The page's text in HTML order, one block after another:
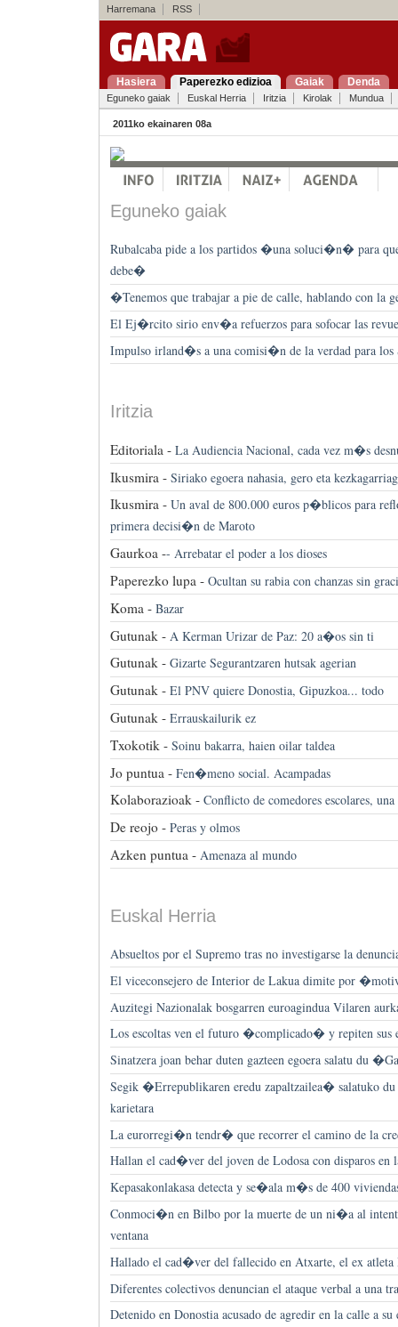
Harremana RSS
Hasiera Paperezko edizioa Gaiak Denda
Eguneko gaiak Euskal Herria Iritzia Kirolak Mundua
2011ko ekainaren 08a
Eguneko gaiak
Rubalcaba pide a los partidos �una soluci�n� para
debe�
�Tenemos que trabajar a pie de calle, hablando con la
El Ej�rcito sirio env�a refuerzos para sofocar las
Impulso irland�s a una comisi�n de la verdad para los
Iritzia
Editoriala - La Audiencia Nacional, cada vez m�s
Ikusmira - Siriako egoera nahasia, gero eta
Ikusmira - Un aval de 800.000 euros p�blicos para
primera decisi�n de Maroto
Gaurkoa -- Arrebatar el poder a los dioses
Paperezko lupa - Ocultan su rabia con chanzas sin
Koma - Bazar
Gutunak - A Kerman Urizar de Paz: 20 a�os sin ti
Gutunak - Gizarte Segurantzaren hutsak agerian
Gutunak - El PNV quiere Donostia, Gipuzkoa... todo
Gutunak - Errauskailurik ez
Txokotik - Soinu bakarra, haien oilar taldea
Jo puntua - Fen�meno social. Acampadas
Kolaborazioak - Conflicto de comedores escolares,
De reojo - Peras y olmos
Azken puntua - Amenaza al mundo
Euskal Herria
Absueltos por el Supremo tras no investigarse la
El viceconsejero de Interior de Lakua dimite por
Auzitegi Nazionalak bosgarren euroagindua Vilaren
Los escoltas ven el futuro �complicado� y repiten sus
Sinatzera joan behar duten gazteen egoera salatu du
Segik �Errepublikaren eredu zapaltzailea� salatuko du
karietara
La eurorregi�n tendr� que recorrer el camino de la
Hallan el cad�ver del joven de Lodosa con disparos en
Kepasakonlakasa detecta y se�ala m�s de 400
Conmoci�n en Bilbo por la muerte de un ni�a al
ventana
Hallado el cad�ver del fallecido en Atxarte, el ex
Diferentes colectivos denuncian el ataque verbal a una
Detenido en Donostia acusado de agredir en la calle a su